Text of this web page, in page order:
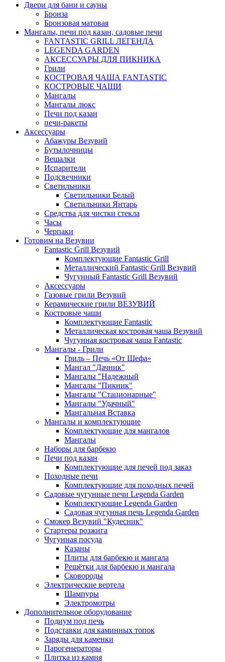
Двери для бани и сауны
Бронза
Бронзовая матовая
Мангалы, печи под казан, садовые печи
FANTASTIC GRILL ЛЕГЕНДА
LEGENDA GARDEN
АКСЕССУАРЫ ДЛЯ ПИКНИКА
Грили
КОСТРОВАЯ ЧАША FANTASTIC
КОСТРОВЫЕ ЧАШИ
Мангалы
Мангалы люкс
Печи под казан
печи-ракеты
Аксессуары
Абажуры Везувий
Бутылочницы
Вешалки
Испарители
Подсвечники
Светильники
Светильники Белый
Светильники Янтарь
Средства для чистки стекла
Часы
Черпаки
Готовим на Везувии
Fantastic Grill Везувий
Комплектующие Fantastic Grill
Металлический Fantastic Grill Везувий
Чугунный Fantastic Grill Везувий
Аксессуары
Газовые грили Везувий
Керамические грили ВЕЗУВИЙ
Костровые чаши
Комплектующие Fantastic
Металлическая костровая чаша Везувий
Чугунная костровая чаша Fantastic
Мангалы - Грили
Гриль – Печь «От Шефа»
Мангал "Дачник"
Мангалы "Надежный
Мангалы "Пикник"
Мангалы "Стационарные"
Мангалы "Удачный"
Мангальная Вставка
Мангалы и комплектующие
Комплектующие для мангалов
Мангалы
Наборы для барбекю
Печи под казан
Комплектующие для печей под заказ
Походные печи
Комплектующие для походных печей
Садовые чугунные печи Legenda Garden
Комплектующие Legenda Garden
Садовая чугунная печь Legenda Garden
Смокер Везувий "Кудесник"
Стартеры розжига
Чугунная посуда
Казаны
Плиты для барбекю и мангала
Решётки для барбекю и мангала
Сковороды
Электрические вертела
Шампуры
Электромотры
Дополнительное оборудование
Подиум под печь
Подставки для каминных топок
Заряды для каменки
Парогенераторы
Плитка из камня